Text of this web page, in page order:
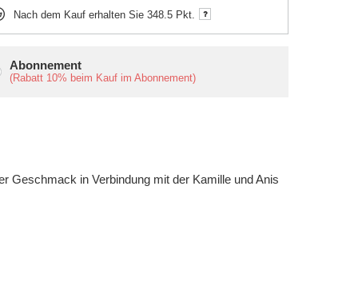
Abonnement
(Rabatt 10% beim Kauf im Abonnement)
Nach dem Kauf erhalten Sie348.5 Pkt.
Geschmack in Verbindung mit der Kamille und Anis